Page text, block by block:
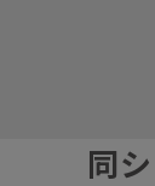
同